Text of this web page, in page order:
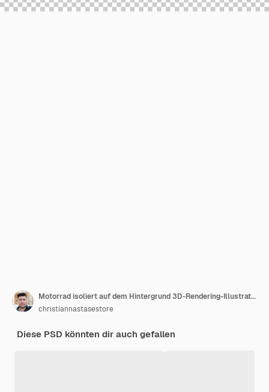
Motorrad isoliert auf dem Hintergrund 3D-Rendering-Illustration
christiannastasestore
Diese PSD könnten dir auch gefallen